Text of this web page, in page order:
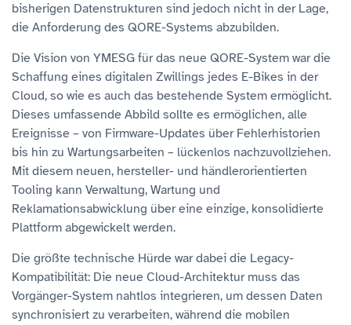
bisherigen Datenstrukturen sind jedoch nicht in der Lage,
die Anforderung des QORE-Systems abzubilden.
Die Vision von YMESG für das neue QORE-System war die
Schaffung eines digitalen Zwillings jedes E-Bikes in der
Cloud, so wie es auch das bestehende System ermöglicht.
Dieses umfassende Abbild sollte es ermöglichen, alle
Ereignisse – von Firmware-Updates über Fehlerhistorien
bis hin zu Wartungsarbeiten – lückenlos nachzuvollziehen.
Mit diesem neuen, hersteller- und händlerorientierten
Tooling kann Verwaltung, Wartung und
Reklamationsabwicklung über eine einzige, konsolidierte
Plattform abgewickelt werden.
Die größte technische Hürde war dabei die Legacy-
Kompatibilität: Die neue Cloud-Architektur muss das
Vorgänger-System nahtlos integrieren, um dessen Daten
synchronisiert zu verarbeiten, während die mobilen